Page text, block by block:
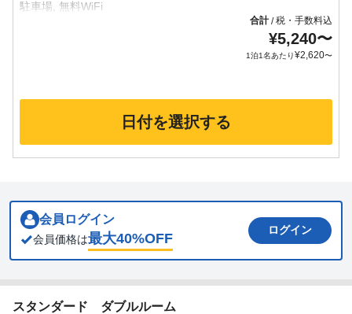
合計/税・手数料込
¥5,240〜
1泊1名あたり¥2,620〜
日付を選択する
会員ログイン
会員価格は最大40%OFF
ログイン
スタンダード ダブルルーム